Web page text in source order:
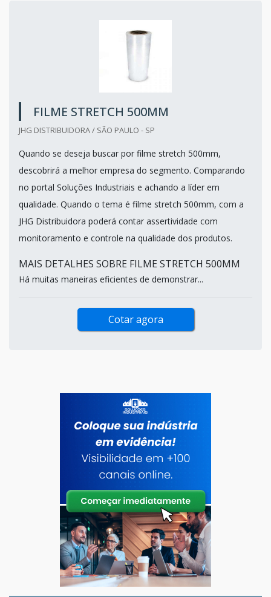
FILME STRETCH 500MM
JHG DISTRIBUIDORA / SÃO PAULO - SP
Quando se deseja buscar por filme stretch 500mm,
descobrirá a melhor empresa do segmento. Comparando
no portal Soluções Industriais e achando a líder em
qualidade. Quando o tema é filme stretch 500mm, com a
JHG Distribuidora poderá contar assertividade com
monitoramento e controle na qualidade dos produtos.
MAIS DETALHES SOBRE FILME STRETCH 500MM
Há muitas maneiras eficientes de demonstrar...
Cotar agora